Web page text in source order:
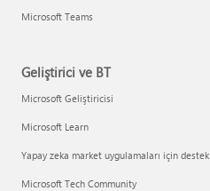
Microsoft Teams
Geliştirici ve BT
Microsoft Geliştiricisi
Microsoft Learn
Yapay zeka market uygulamaları için destek
Microsoft Tech Community